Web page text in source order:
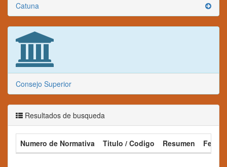
Catuna
Consejo Superior
Resultados de busqueda
Numero de Normativa Titulo / Codigo Resumen Fecha